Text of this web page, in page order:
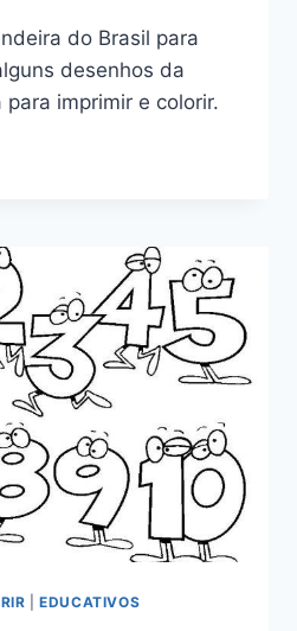
do Brasil para
desenhos da
imprimir e colorir.
|EDUCATIVOS